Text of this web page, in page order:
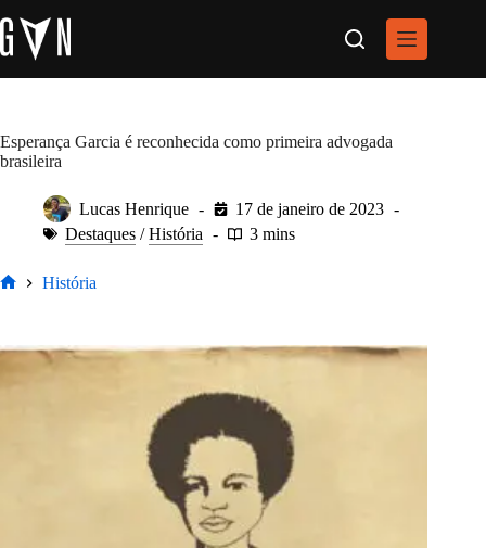
para
o
conteúdo
Esperança Garcia é reconhecida como primeira advogada
brasileira
Lucas Henrique
17 de janeiro de 2023
Destaques /História 3 mins
História